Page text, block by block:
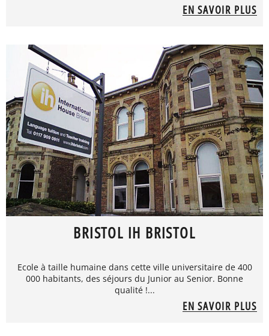
EN SAVOIR PLUS
BRISTOL IH BRISTOL
Ecole à taille humaine dans cette ville universitaire de 400
000 habitants, des séjours du Junior au Senior. Bonne
qualité !...
EN SAVOIR PLUS